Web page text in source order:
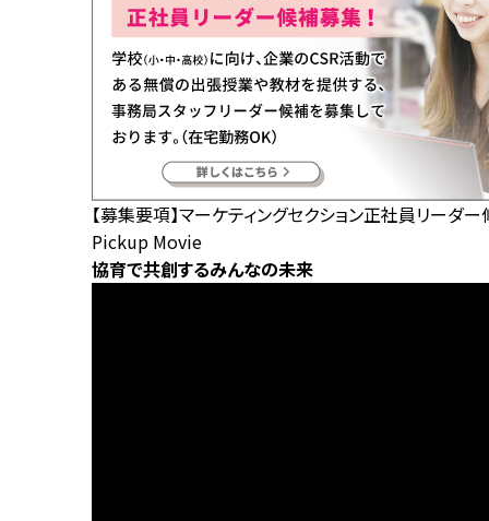
【募集要項】マーケティングセクション正社員リーダ
Pickup Movie
協育で共創するみんなの未来